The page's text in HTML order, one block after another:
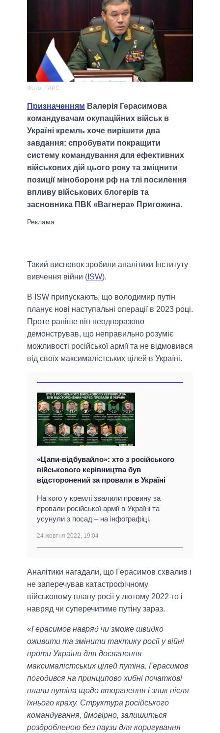
Фото: ТАРС
Призначенням Валерія Герасимова
командувачам окупаційних військ в
Україні кремль хоче вирішити два
завдання: спробувати покращити
систему командування для ефективних
військових дій цього року та зміцнити
позиції міноборони рф на тлі посилення
впливу військових блогерів та
засновника ПВК «Вагнера» Пригожина.
Такий висновок зробили аналітики Інституту
вивчення війни ( ISW).
В ISW припускають, що володимир путін
планує нові наступальні операції в 2023 році.
Проте раніше він неодноразово
демонстрував, що неправильно розуміє
можливості російської армії та не відмовився
від своїх максималістських цілей в Україні.
«Цапи-відбувайло»: хто з російського
військового керівництва був
відсторонений за провали в Україні
На кого у кремлі звалили провину за
провали російської армії в Україні та
усунули з посад – на інфографіці.
24 жовтня 2022, 19:04
Аналітики нагадали, що Герасимов схвалив і
не заперечував катастрофічному
військовому плану росії у лютому 2022-го і
навряд чи суперечитиме путіну зараз.
«Герасимов навряд чи зможе швидко
оживити та змінити тактику росії у війні
проти України для досягнення
максималістських цілей путіна. Герасимов
погодився на принципово хибні початкові
плани путіна щодо вторгнення і зник після
їхнього краху. Структура російського
командування, ймовірно, залишиться
роздробленою без паузи для коригування